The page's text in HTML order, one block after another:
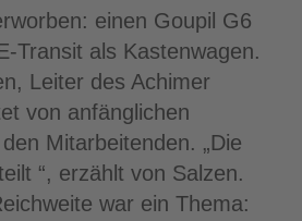
einen Goupil G6
als Kastenwagen.
Leiter des Achimer
von anfänglichen
Mitarbeitenden. „Die
“, erzählt von Salzen.
war ein Thema: